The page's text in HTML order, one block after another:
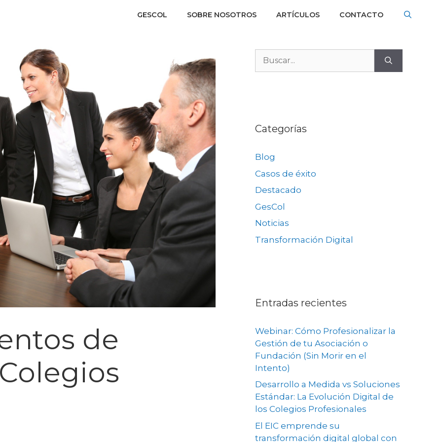
GESCOL SOBRE NOSOTROS ARTÍCULOS CONTACTO
de
Buscar:
Categorías
Blog
Casos de éxito
Destacado
GesCol
Noticias
Transformación Digital
Entradas recientes
Webinar: Cómo Profesionalizar la
Gestión de tu Asociación o
Fundación (Sin Morir en el
Intento)
Desarrollo a Medida vs Soluciones
Estándar: La Evolución Digital de
los Colegios Profesionales
El EIC emprende su
transformación digital global con